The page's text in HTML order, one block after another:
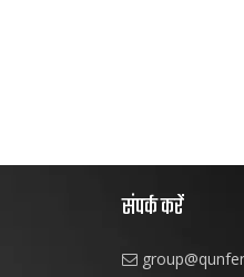
संपर्क करें
